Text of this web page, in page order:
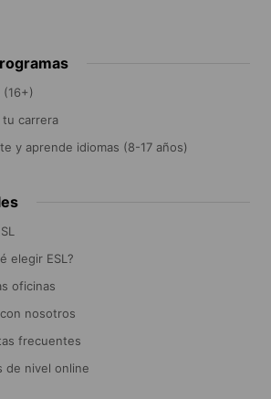
(16+)
tu carrera
y aprende idiomas (8-17 años)
elegir ESL?
oficinas
nosotros
frecuentes
de nivel online